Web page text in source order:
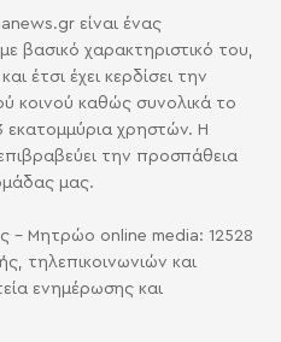
είναι ένας
βασικό χαρακτηριστικό του,
έτσι έχει κερδίσει την
κοινού καθώς συνολικά το
εκατομμύρια χρηστών. Η
την προσπάθεια
μας.
- Μητρώο online media: 12528
τηλεπικοινωνιών και
ενημέρωσης και